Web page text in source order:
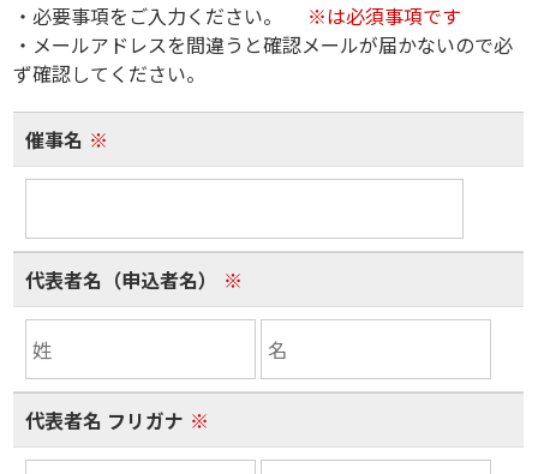
・必要事項をご入力ください。
※は必須事項です
・メールアドレスを間違うと確認メールが届かないので必
ず確認してください。
催事名 ※
代表者名（申込者名） ※
代表者名 フリガナ ※